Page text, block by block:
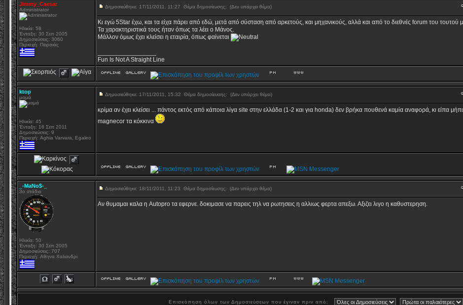
Jimmy_Caesar
Administrator
Ηλικία: 58
Ένταξη: 30 Σεπ 2005
Δημοσιεύσεις: 3060
Περιοχή: Πειραιάς
Δημοσιεύθηκε: 17/11/2011, 11:27 Θέμα δημοσίευσης: (Δεν υπάρχει θέμα)
Κι εγώ 5Star έχω, και τα είχα πάρει από εδώ, μετά από σύσταση από αρκετούς, και μηχανικούς, αλλά και από το διεθνές forum του τουτού
Τα χαρακτηριστικά τους ήταν όπως τα λέει ο Μάνος.
Μάλλον όμως έχει κλείσει η εταιρία, όπως φαίνεται
Fun Is Not A Straight Line
ktop
μαμά
Ηλικία: 45
Ένταξη: 16 Σεπ 2011
Δημοσιεύσεις: 9
Περιοχή: Aghia Varvara, Egaleo
Δημοσιεύθηκε: 17/11/2011, 15:32 Θέμα δημοσίευσης: (Δεν υπάρχει θέμα)
κρίμα αν έχει κλείσει ... πάντος εκτός από κάποια λίγα site στην ελλάδα (1-2 και για honda) δεν βρήκα πουθενά καμία αναφορά, κι είπα
magnecor τα κόκκινα
_-MaNo$-_
3ο στάδιο
Ηλικία: 50
Ένταξη: 30 Σεπ 2005
Δημοσιεύσεις: 707
Περιοχή: Aθηνα Χαλανδρι
Δημοσιεύθηκε: 18/11/2011, 11:23 Θέμα δημοσίευσης: (Δεν υπάρχει θέμα)
Αν θυμαμαι καλα η Autopro τα εφερνε. δοκιμασε να παρεις τηλ να ρωτησεις η αλλιως φερτα απεξω. Αξιζει λιγο η καθυστερηση.
Επισκόπηση όλων των Δημοσιεύσεων που έγιναν πριν από: